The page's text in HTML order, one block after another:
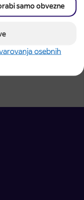
samo obvezne
osebnih
Škofjeloške